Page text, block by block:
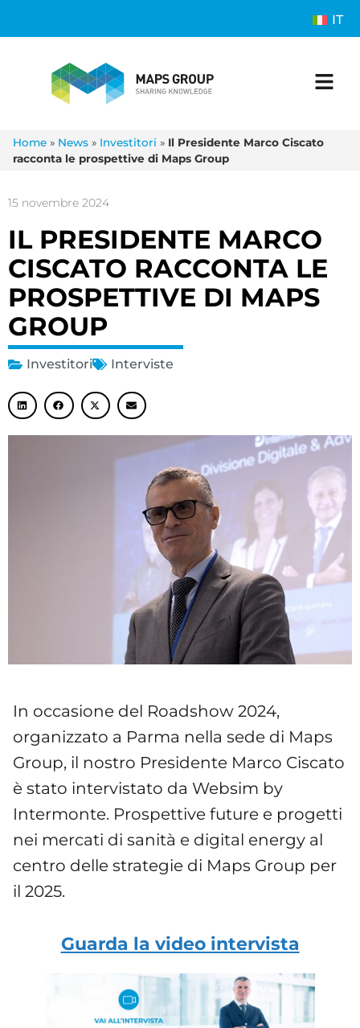
IT
Home » News » Investitori » Il Presidente Marco Ciscato
racconta le prospettive di Maps Group
15 novembre 2024
IL PRESIDENTE MARCO
CISCATO RACCONTA LE
PROSPETTIVE DI MAPS
GROUP
Investitori Interviste
In occasione del Roadshow 2024,
organizzato a Parma nella sede di Maps
Group, il nostro Presidente Marco Ciscato
è stato intervistato da Websim by
Intermonte. Prospettive future e progetti
nei mercati di sanità e digital energy al
centro delle strategie di Maps Group per
il 2025.
Guarda la video intervista